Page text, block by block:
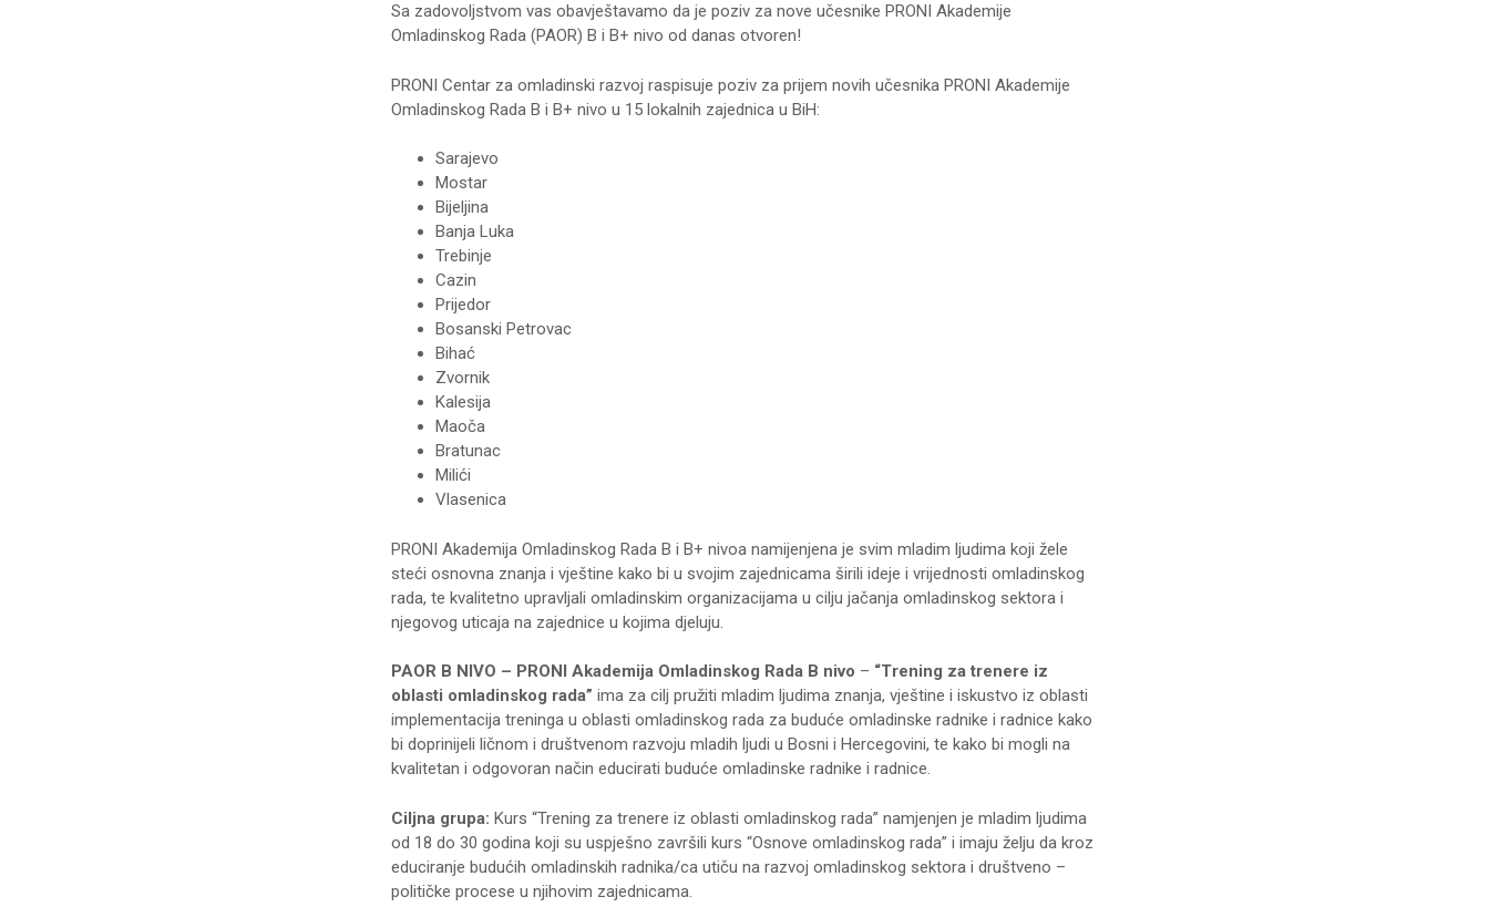
Sa zadovoljstvom vas obavještavamo da je poziv za nove učesnike PRONI Akademije
Omladinskog Rada (PAOR) B i B+ nivo od danas otvoren!
PRONI Centar za omladinski razvoj raspisuje poziv za prijem novih učesnika PRONI Akademije
Omladinskog Rada B i B+ nivo u 15 lokalnih zajednica u BiH:
Sarajevo
Mostar
Bijeljina
Banja Luka
Trebinje
Cazin
Prijedor
Bosanski Petrovac
Bihać
Zvornik
Kalesija
Maoča
Bratunac
Milići
Vlasenica
PRONI Akademija Omladinskog Rada B i B+ nivoa namijenjena je svim mladim ljudima koji žele
steći osnovna znanja i vještine kako bi u svojim zajednicama širili ideje i vrijednosti omladinskog
rada, te kvalitetno upravljali omladinskim organizacijama u cilju jačanja omladinskog sektora i
njegovog uticaja na zajednice u kojima djeluju.
PAOR B NIVO – PRONI Akademija Omladinskog Rada B nivo – “Trening za trenere iz
oblasti omladinskog rada” ima za cilj pružiti mladim ljudima znanja, vještine i iskustvo iz oblasti
implementacija treninga u oblasti omladinskog rada za buduće omladinske radnike i radnice kako
bi doprinijeli ličnom i društvenom razvoju mladih ljudi u Bosni i Hercegovini, te kako bi mogli na
kvalitetan i odgovoran način educirati buduće omladinske radnike i radnice.
Ciljna grupa: Kurs “Trening za trenere iz oblasti omladinskog rada” namjenjen je mladim ljudima
od 18 do 30 godina koji su uspješno završili kurs “Osnove omladinskog rada” i imaju želju da kroz
educiranje budućih omladinskih radnika/ca utiču na razvoj omladinskog sektora i društveno –
političke procese u njihovim zajednicama.